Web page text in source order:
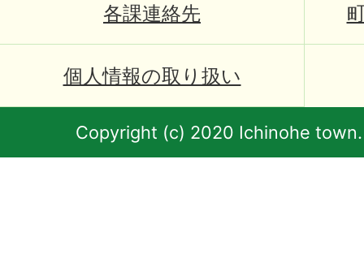
各課連絡先
個人情報の取り扱い
Copyright (c) 2020 Ichinohe